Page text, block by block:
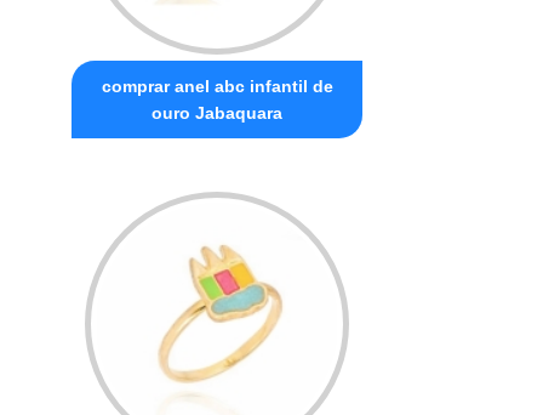
comprar anel abc infantil de
ouro Jabaquara